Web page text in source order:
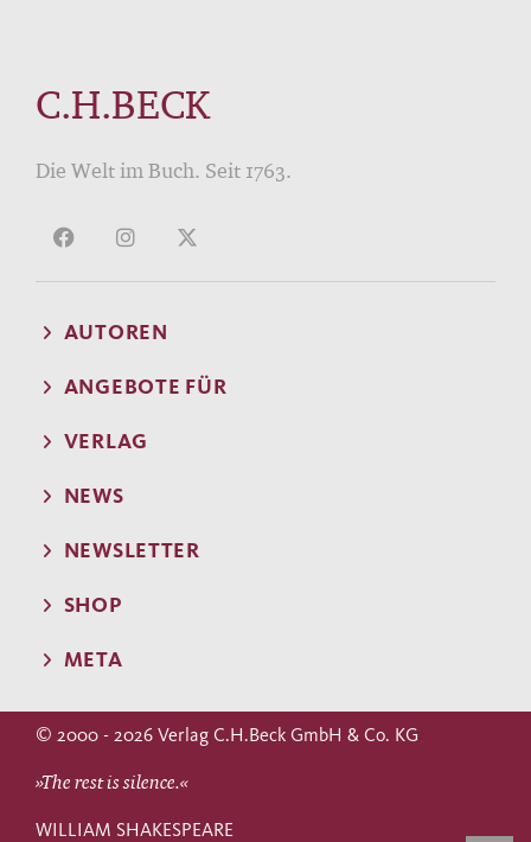
C.H.BECK
Die Welt im Buch. Seit 1763.
AUTOREN
ANGEBOTE FÜR
VERLAG
NEWS
NEWSLETTER
SHOP
META
© 2000 - 2026 Verlag C.H.Beck GmbH & Co. KG
»The rest is silence.«
WILLIAM SHAKESPEARE